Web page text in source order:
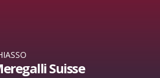
Suisse